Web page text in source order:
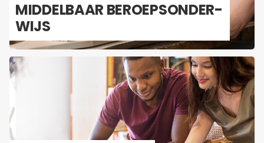
MID­DEL­BAAR BE­ROEPS­ON­DER­
WIJS